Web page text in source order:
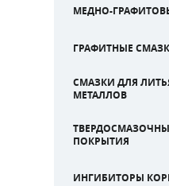
МЕДНО-
ГРАФИТНЫЕ
СМАЗКИ ДЛЯ
МЕТАЛЛОВ
ПОКРЫТИЯ
ИНГИБИТОРЫ